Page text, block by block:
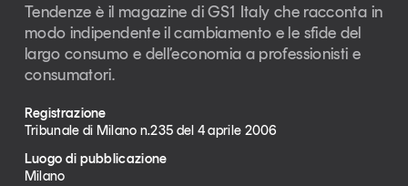
Tendenze è il magazine di GS1 Italy che racconta in
modo indipendente il cambiamento e le sfide del
largo consumo e dell’economia a professionisti e
consumatori.
Registrazione
Tribunale di Milano n.235 del 4 aprile 2006
Luogo di pubblicazione
Milano